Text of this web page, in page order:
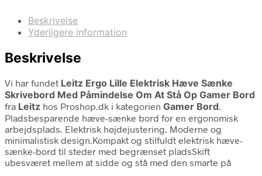
Beskrivelse
Yderligere information
Beskrivelse
Vi har fundet Leitz Ergo Lille Elektrisk Hæve Sænke
Skrivebord Med Påmindelse Om At Stå Op Gamer Bord
fra Leitz hos Proshop.dk i kategorien Gamer Bord.
Pladsbesparende hæve-sænke bord for en ergonomisk
arbejdsplads. Elektrisk højdejustering. Moderne og
minimalistisk design.Kompakt og stilfuldt elektrisk hæve-
sænke-bord til steder med begrænset pladsSkift
ubesværet mellem at sidde og stå med den smarte på